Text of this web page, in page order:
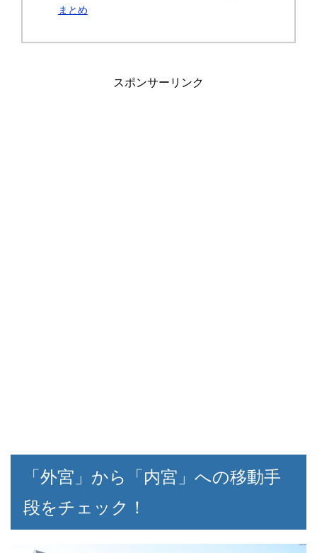
まとめ
スポンサーリンク
「外宮」から「内宮」への移動手
段をチェック！